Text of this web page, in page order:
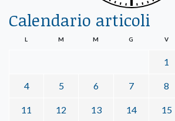
Calendario articoli
L M M G V
1
4 5 6 7 8
11 12 13 14 15